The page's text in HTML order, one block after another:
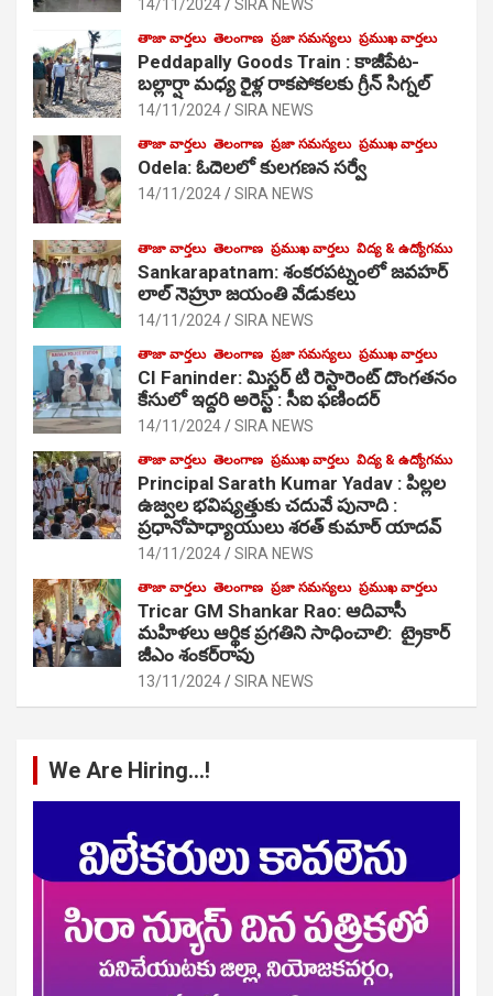
14/11/2024 SIRA NEWS
తాజా వార్తలు తెలంగాణ ప్రజా సమస్యలు ప్రముఖ వార్తలు
Peddapally Goods Train : కాజీపేట-
బల్లార్షా మధ్య రైళ్ల రాకపోకలకు గ్రీన్ సిగ్నల్
14/11/2024 SIRA NEWS
తాజా వార్తలు తెలంగాణ ప్రజా సమస్యలు ప్రముఖ వార్తలు
Odela: ఓదెలలో కులగణన సర్వే
14/11/2024 SIRA NEWS
తాజా వార్తలు తెలంగాణ ప్రముఖ వార్తలు విద్య & ఉద్యోగము
Sankarapatnam: శంకరపట్నంలో జవహర్
లాల్ నెహ్రూ జయంతి వేడుకలు
14/11/2024 SIRA NEWS
తాజా వార్తలు తెలంగాణ ప్రజా సమస్యలు ప్రముఖ వార్తలు
CI Faninder: మిస్టర్ టి రెస్టారెంట్ దొంగతనం
కేసులో ఇద్దరి అరెస్ట్ : సీఐ ఫణిందర్
14/11/2024 SIRA NEWS
తాజా వార్తలు తెలంగాణ ప్రముఖ వార్తలు విద్య & ఉద్యోగము
Principal Sarath Kumar Yadav : పిల్లల
ఉజ్వల భవిష్యత్తుకు చదువే పునాది :
ప్రధానోపాధ్యాయులు శరత్ కుమార్ యాదవ్
14/11/2024 SIRA NEWS
తాజా వార్తలు తెలంగాణ ప్రజా సమస్యలు ప్రముఖ వార్తలు
Tricar GM Shankar Rao: ఆదివాసీ
మహిళలు ఆర్థిక ప్రగతిని సాధించాలి: ట్రైకార్
జీఎం శంకర్‌రావు
13/11/2024 SIRA NEWS
We Are Hiring…!